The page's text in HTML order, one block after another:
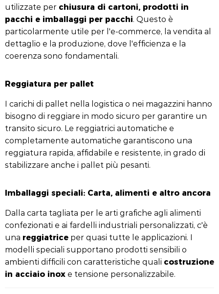
utilizzate per chiusura di cartoni, prodotti in
pacchi e imballaggi per pacchi. Questo è
particolarmente utile per l'e-commerce, la vendita al
dettaglio e la produzione, dove l'efficienza e la
coerenza sono fondamentali.
Reggiatura per pallet
I carichi di pallet nella logistica o nei magazzini hanno
bisogno di reggiare in modo sicuro per garantire un
transito sicuro. Le reggiatrici automatiche e
completamente automatiche garantiscono una
reggiatura rapida, affidabile e resistente, in grado di
stabilizzare anche i pallet più pesanti.
Imballaggi speciali: Carta, alimenti e altro ancora
Dalla carta tagliata per le arti grafiche agli alimenti
confezionati e ai fardelli industriali personalizzati, c'è
una reggiatrice per quasi tutte le applicazioni. I
modelli speciali supportano prodotti sensibili o
ambienti difficili con caratteristiche quali costruzione
in acciaio inox e tensione personalizzabile.